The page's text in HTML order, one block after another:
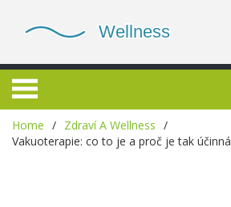
Home
Zdraví A Wellness
Vakuoterapie: co to je a proč je tak účinná